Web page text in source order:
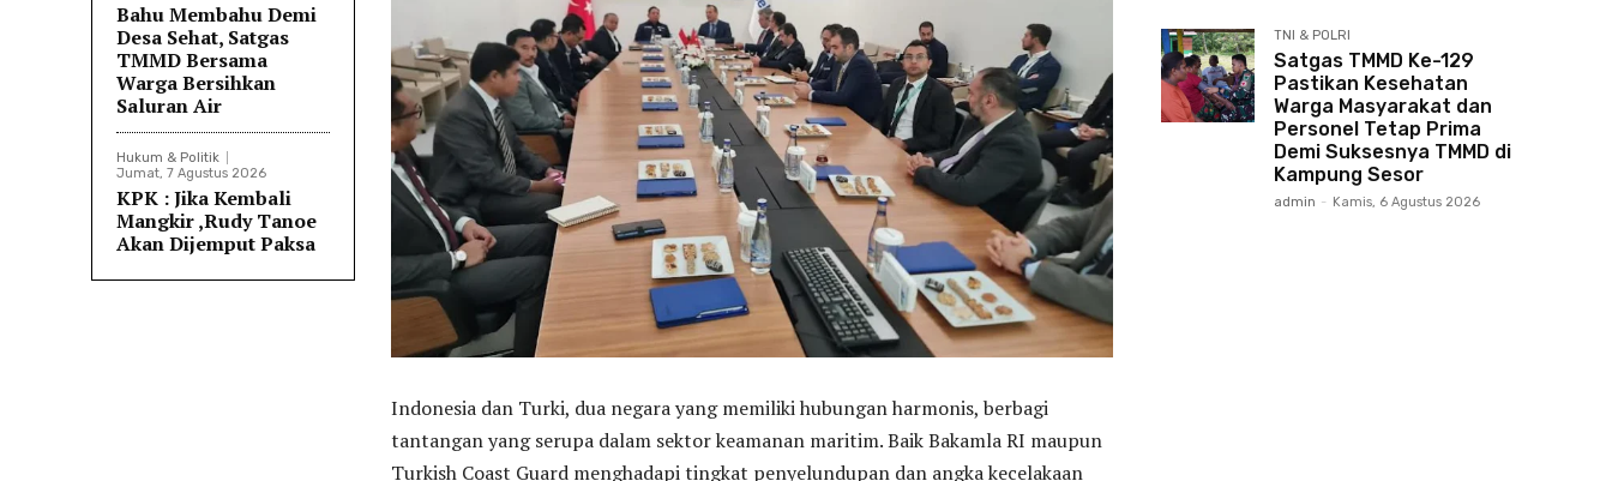
Bahu Membahu Demi
Desa Sehat, Satgas
TMMD Bersama
Warga Bersihkan
Saluran Air
Hukum & Politik
Jumat, 7 Agustus 2026
KPK : Jika Kembali
Mangkir ,Rudy Tanoe
Akan Dijemput Paksa
Indonesia dan Turki, dua negara yang memiliki hubungan harmonis, berbagi
tantangan yang serupa dalam sektor keamanan maritim. Baik Bakamla RI maupun
Turkish Coast Guard menghadapi tingkat penyelundupan dan angka kecelakaan
TNI & POLRI
Satgas TMMD Ke-129
Pastikan Kesehatan
Warga Masyarakat dan
Personel Tetap Prima
Demi Suksesnya TMMD di
Kampung Sesor
admin - Kamis, 6 Agustus 2026